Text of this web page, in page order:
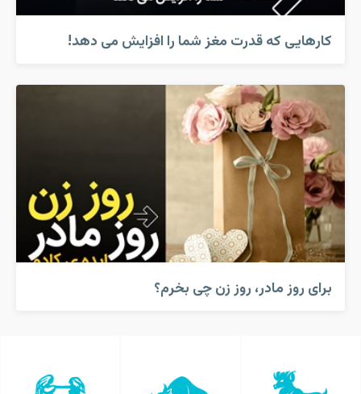
کارهایی که قدرت مغز شما را افزایش می دهد!
برای روز مادر، روز زن چی بخرم؟